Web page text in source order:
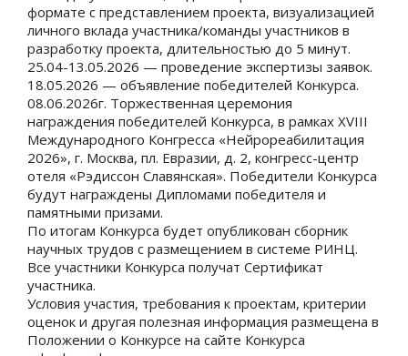
формате с представлением проекта, визуализацией
личного вклада участника/команды участников в
разработку проекта, длительностью до 5 минут.
25.04-13.05.2026 — проведение экспертизы заявок.
18.05.2026 — объявление победителей Конкурса.
08.06.2026г. Торжественная церемония
награждения победителей Конкурса, в рамках XVIII
Международного Конгресса «Нейрореабилитация
2026», г. Москва, пл. Евразии, д. 2, конгресс-центр
отеля «Рэдиссон Славянская». Победители Конкурса
будут награждены Дипломами победителя и
памятными призами.
По итогам Конкурса будет опубликован сборник
научных трудов с размещением в системе РИНЦ.
Все участники Конкурса получат Сертификат
участника.
Условия участия, требования к проектам, критерии
оценок и другая полезная информация размещена в
Положении о Конкурсе на сайте Конкурса